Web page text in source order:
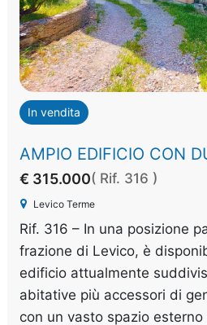
In vendita
AMPIO EDIFICIO CON
€ 315.000( Rif. 316 )
Levico Terme
Rif. 316 – In una posizione
frazione di Levico, è
edificio attualmente
abitative più accessori di
con un vasto spazio